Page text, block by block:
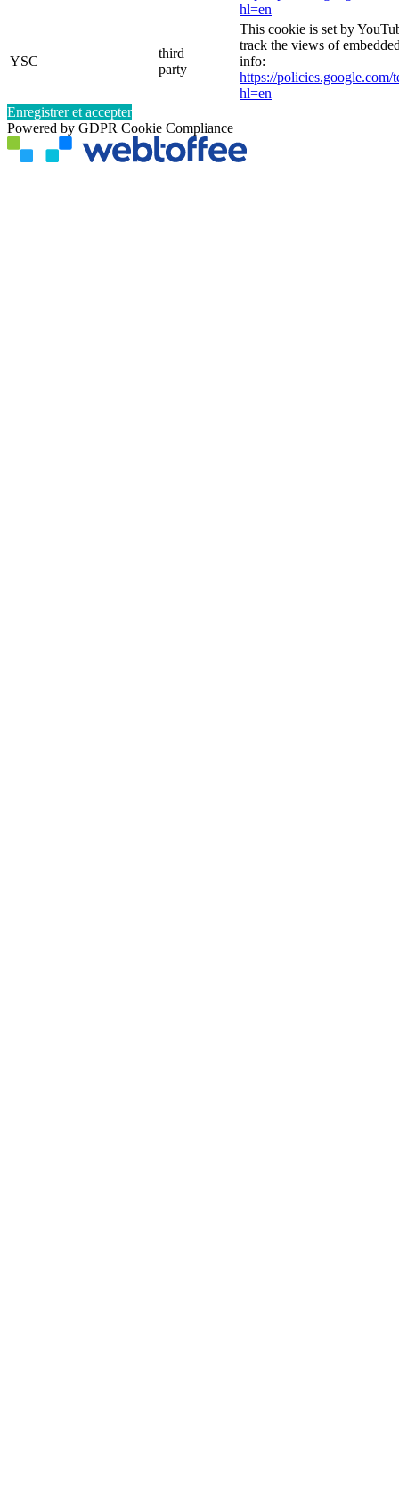
hl=en
YSC
third
party
This cookie is set by
track the views of
info:
https://policies.google.com/
hl=en
Enregistrer et accepter
Powered by GDPR Cookie Compliance